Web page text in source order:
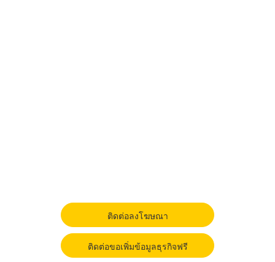
ติดต่อลงโฆษณา
ติดต่อขอเพิ่มข้อมูลธุรกิจฟรี